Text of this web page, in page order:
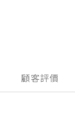
顧客評價